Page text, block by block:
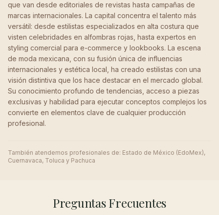
que van desde editoriales de revistas hasta campañas de
marcas internacionales. La capital concentra el talento más
versátil: desde estilistas especializados en alta costura que
visten celebridades en alfombras rojas, hasta expertos en
styling comercial para e-commerce y lookbooks. La escena
de moda mexicana, con su fusión única de influencias
internacionales y estética local, ha creado estilistas con una
visión distintiva que los hace destacar en el mercado global.
Su conocimiento profundo de tendencias, acceso a piezas
exclusivas y habilidad para ejecutar conceptos complejos los
convierte en elementos clave de cualquier producción
profesional.
También atendemos profesionales de: Estado de México (EdoMex),
Cuernavaca, Toluca y Pachuca
Preguntas Frecuentes